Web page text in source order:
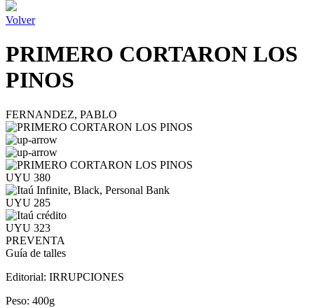
Volver
PRIMERO CORTARON LOS
PINOS
FERNANDEZ, PABLO
UYU 380
UYU 285
UYU 323
PREVENTA
Guía de talles
Editorial: IRRUPCIONES
Peso: 400g